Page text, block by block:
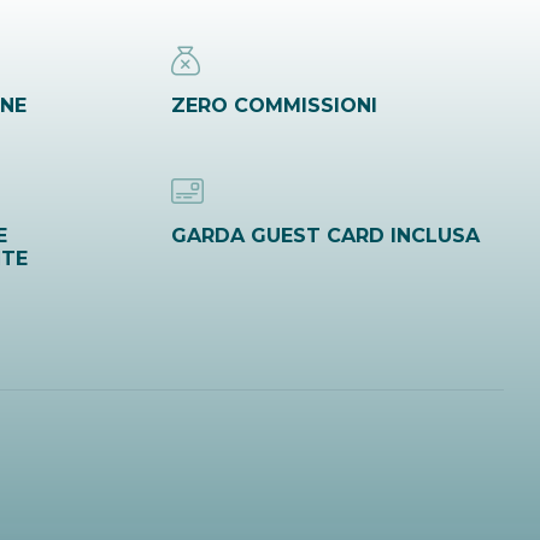
ZERO COMMISSIONI
GARDA GUEST CARD INCLUSA